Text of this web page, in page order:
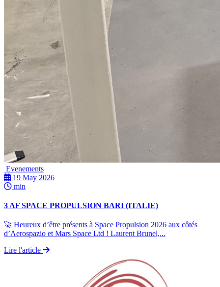
Evenements
19 May 2026
min
3 AF SPACE PROPULSION BARI (ITALIE)
🚀 Heureux d’être présents à Space Propulsion 2026 aux côtés
d’Aerospazio et Mars Space Ltd ! Laurent Brunel,...
Lire l'article